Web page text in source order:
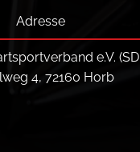
Adresse
e.V.
4, 72160 Horb